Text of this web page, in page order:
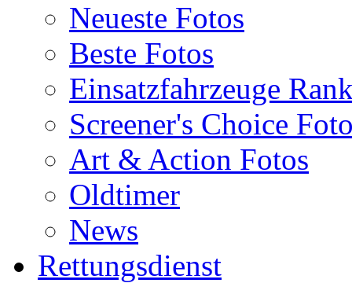
Neueste Fotos
Beste Fotos
Einsatzfahrzeuge
Screener's Choice
Art & Action Fotos
Oldtimer
News
Rettungsdienst